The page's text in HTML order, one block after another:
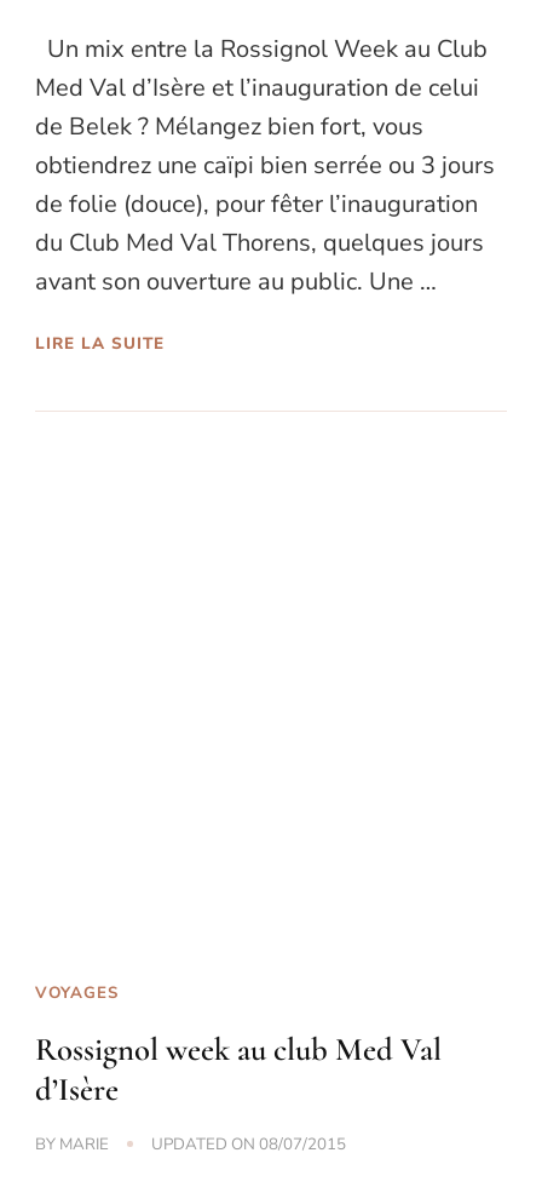
Un mix entre la Rossignol Week au Club
Med Val d’Isère et l’inauguration de celui
de Belek ? Mélangez bien fort, vous
obtiendrez une caïpi bien serrée ou 3 jours
de folie (douce), pour fêter l’inauguration
du Club Med Val Thorens, quelques jours
avant son ouverture au public. Une …
LIRE LA SUITE
VOYAGES
Rossignol week au club Med Val
d’Isère
BY MARIE UPDATED ON 08/07/2015